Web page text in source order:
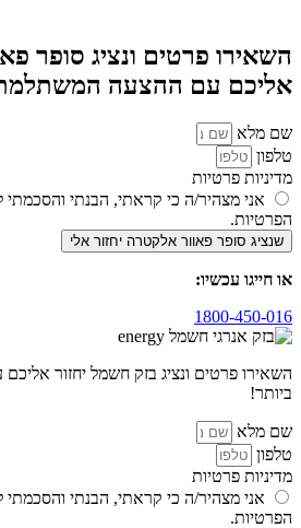
השאירו פרטים ונציג סופר
אליכם עם ההצעה המשתלמת
שם מלא
טלפון
מדיניות פרטיות
אני מצהיר/ה כי קראתי, הבנתי והסכמתי
הפרטיות.
שנציג סופר פאוור אלקטרה יחזור אלי
או חייגו עכשיו:
1800-450-016
השאירו פרטים ונציג בזק חשמל יחזור
ביותר!
שם מלא
טלפון
מדיניות פרטיות
אני מצהיר/ה כי קראתי, הבנתי והסכמתי
הפרטיות.